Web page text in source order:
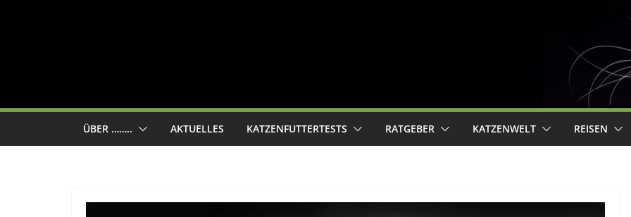
ÜBER …….. AKTUELLES KATZENFUTTERTESTS RATGEBER KATZENWELT REISEN